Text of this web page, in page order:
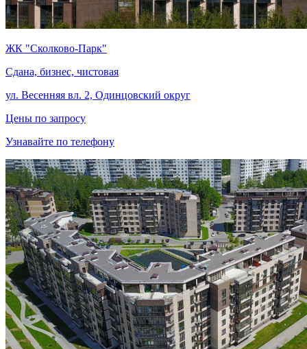
ЖК "Сколково-Парк"
Сдана, бизнес, чистовая
ул. Весенняя вл. 2, Одинцовский округ
Цены по запросу
Узнавайте по телефону